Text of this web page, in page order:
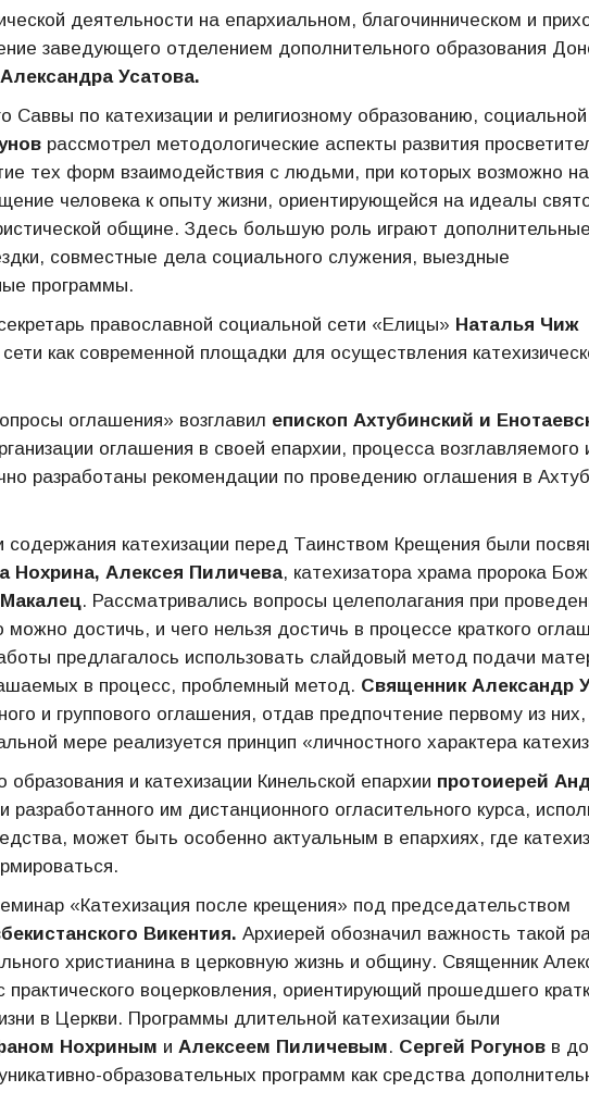
деятельности на епархиальном, благочинническом и
заведующего отделением дополнительного образования
Усатова.
Саввы по катехизации и религиозному образованию,
рассмотрел методологические аспекты развития
тех форм взаимодействия с людьми, при которых возможно на
человека к опыту жизни, ориентирующейся на идеалы
общине. Здесь большую роль играют
совместные дела социального служения, выездные
программы.
православной социальной сети «Елицы» Наталья Чиж
как современной площадки для осуществления
оглашения» возглавил епископ Ахтубинский и
оглашения в своей епархии, процесса возглавляемого
разработаны рекомендации по проведению оглашения в
содержания катехизации перед Таинством Крещения были
Нохрина, Алексея Пиличева, катехизатора храма пророка
. Рассматривались вопросы целеполагания при
можно достичь, и чего нельзя достичь в процессе краткого
предлагалось использовать слайдовый метод подачи
в процесс, проблемный метод. Священник Александр
и группового оглашения, отдав предпочтение первому из них,
мере реализуется принцип «личностного характера
и катехизации Кинельской епархии протоиерей
разработанного им дистанционного огласительного курса,
может быть особенно актуальным в епархиях, где
«Катехизация после крещения» под председательством
Викентия. Архиерей обозначил важность такой
христианина в церковную жизнь и общину. Священник
практического воцерковления, ориентирующий прошедшего
в Церкви. Программы длительной катехизации были
Нохриным и Алексеем Пиличевым. Сергей Рогунов в
образовательных программ как средства